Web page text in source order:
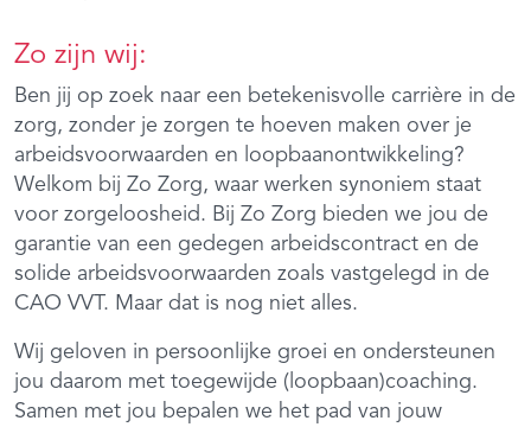
Zo zijn wij:
Ben jij op zoek naar een betekenisvolle carrière in de
zorg, zonder je zorgen te hoeven maken over je
arbeidsvoorwaarden en loopbaanontwikkeling?
Welkom bij Zo Zorg, waar werken synoniem staat
voor zorgeloosheid. Bij Zo Zorg bieden we jou de
garantie van een gedegen arbeidscontract en de
solide arbeidsvoorwaarden zoals vastgelegd in de
CAO VVT. Maar dat is nog niet alles.
Wij geloven in persoonlijke groei en ondersteunen
jou daarom met toegewijde (loopbaan)coaching.
Samen met jou bepalen we het pad van jouw